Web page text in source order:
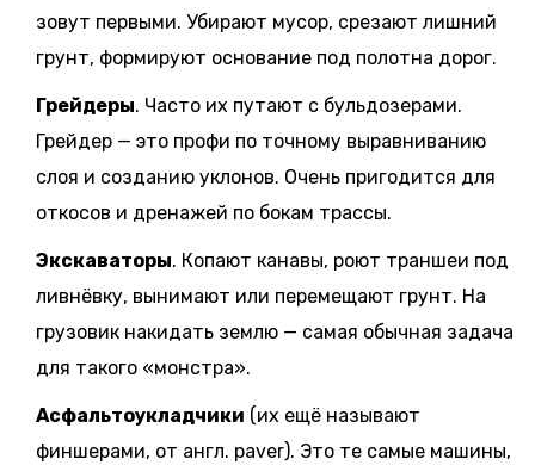
зовут первыми. Убирают мусор, срезают лишний
грунт, формируют основание под полотна дорог.
Грейдеры. Часто их путают с бульдозерами.
Грейдер — это профи по точному выравниванию
слоя и созданию уклонов. Очень пригодится для
откосов и дренажей по бокам трассы.
Экскаваторы. Копают канавы, роют траншеи под
ливнёвку, вынимают или перемещают грунт. На
грузовик накидать землю — самая обычная задача
для такого «монстра».
Асфальтоукладчики (их ещё называют
финшерами, от англ. paver). Это те самые машины,